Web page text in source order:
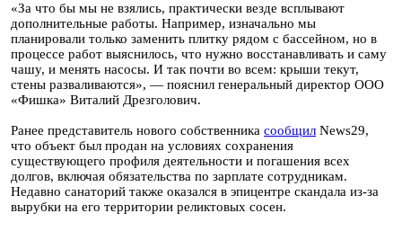
«За что бы мы не взялись, практически везде всплывают
дополнительные работы. Например, изначально мы
планировали только заменить плитку рядом с бассейном, но в
процессе работ выяснилось, что нужно восстанавливать и саму
чашу, и менять насосы. И так почти во всем: крыши текут,
стены разваливаются», — пояснил генеральный директор ООО
«Фишка» Виталий Дрезголович.
Ранее представитель нового собственника сообщил News29,
что объект был продан на условиях сохранения
существующего профиля деятельности и погашения всех
долгов, включая обязательства по зарплате сотрудникам.
Недавно санаторий также оказался в эпицентре скандала из-за
вырубки на его территории реликтовых сосен.